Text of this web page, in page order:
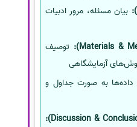
بیان مسئله، مرور ادبیات
توصیف
روش‌های آزمایشگاهی
داده‌ها به صورت جداول و